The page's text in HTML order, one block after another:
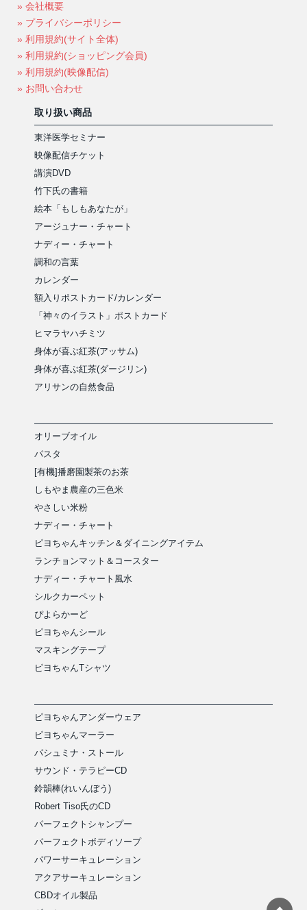
» 会社概要
» プライバシーポリシー
» 利用規約(サイト全体)
» 利用規約(ショッピング会員)
» 利用規約(映像配信)
» お問い合わせ
取り扱い商品
東洋医学セミナー
映像配信チケット
講演DVD
竹下氏の書籍
絵本「もしもあなたが」
アージュナー・チャート
ナディー・チャート
調和の言葉
カレンダー
額入りポストカード/カレンダー
「神々のイラスト」ポストカード
ヒマラヤハチミツ
身体が喜ぶ紅茶(アッサム)
身体が喜ぶ紅茶(ダージリン)
アリサンの自然食品
オリーブオイル
パスタ
[有機]播磨園製茶のお茶
しもやま農産の三色米
やさしい米粉
ナディー・チャート
ピヨちゃんキッチン＆ダイニングアイテム
ランチョンマット＆コースター
ナディー・チャート風水
シルクカーペット
ぴよらかーど
ピヨちゃんシール
マスキングテープ
ピヨちゃんTシャツ
ピヨちゃんアンダーウェア
ピヨちゃんマーラー
パシュミナ・ストール
サウンド・テラピーCD
鈴韻棒(れいんぼう)
Robert Tiso氏のCD
パーフェクトシャンプー
パーフェクトボディソープ
パワーサーキュレーション
アクアサーキュレーション
CBDオイル製品